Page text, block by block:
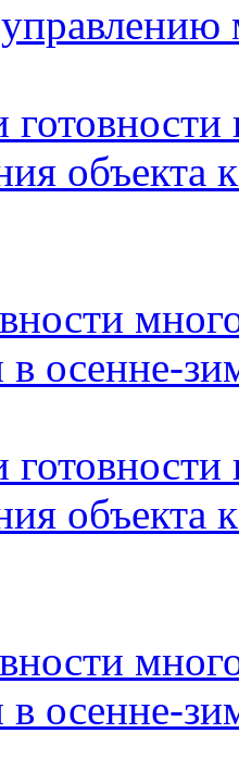
объекта
в осенне-
объекта
в осенне-